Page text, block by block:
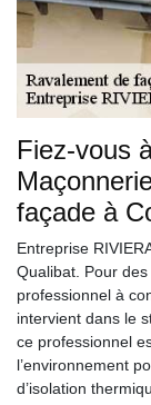
Fiez-vous
façade à
Entreprise
Qualibat. Pour
professionnel à
intervient dans le
ce professionnel
l’environnement
d’isolation